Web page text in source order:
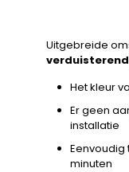
Uitgebreide
Het kleur
Er geen
installatie
Eenvoudig
minuten